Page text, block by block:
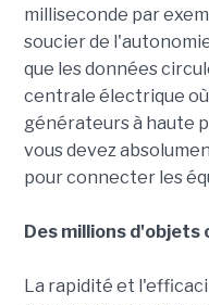
milliseconde par
soucier de
que les données
centrale électrique
générateurs à haute
vous devez
pour connecter les
Des millions
La rapidité et